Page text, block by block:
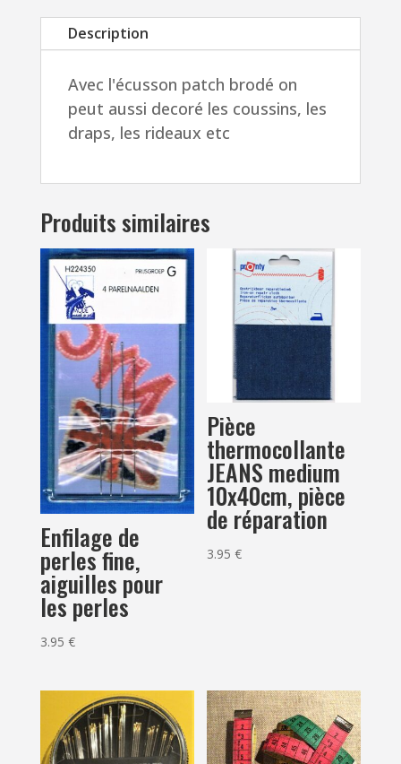
coudre
coller
Description
Avec l'écusson patch brodé on
peut aussi decoré les coussins, les
draps, les rideaux etc
Produits similaires
Enfilage de
perles fine,
aiguilles pour
les perles
3.95 €
Pièce
thermocollante
JEANS medium
10x40cm, pièce
de réparation
3.95€